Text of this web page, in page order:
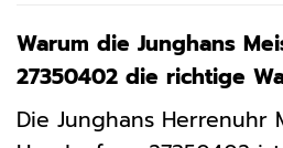
Warum die Junghans
27350402 die richtige
Die Junghans Herrenuhr